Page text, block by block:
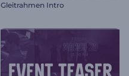
Gleitrahmen Intro